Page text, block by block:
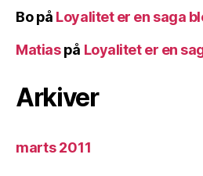
Bopå Loyalitet er en saga
Matiaspå Loyalitet er en
Arkiver
marts 2011